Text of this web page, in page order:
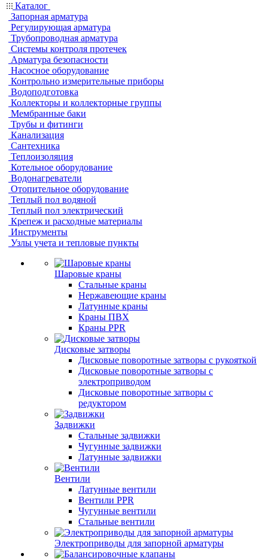
Каталог
Запорная арматура
Регулирующая арматура
Трубопроводная арматура
Системы контроля протечек
Арматура безопасности
Насосное оборудование
Контрольно измерительные приборы
Водоподготовка
Коллекторы и коллекторные группы
Мембранные баки
Трубы и фитинги
Канализация
Сантехника
Теплоизоляция
Котельное оборудование
Водонагреватели
Отопительное оборудование
Теплый пол водяной
Теплый пол электрический
Крепеж и расходные материалы
Инструменты
Узлы учета и тепловые пункты
Шаровые краны
Стальные краны
Нержавеющие краны
Латунные краны
Краны ПВХ
Краны PPR
Дисковые затворы
Дисковые поворотные затворы с рукояткой
Дисковые поворотные затворы с
электроприводом
Дисковые поворотные затворы с
редуктором
Задвижки
Стальные задвижки
Чугунные задвижки
Латунные задвижки
Вентили
Латунные вентили
Вентили PPR
Чугунные вентили
Стальные вентили
Электроприводы для запорной арматуры